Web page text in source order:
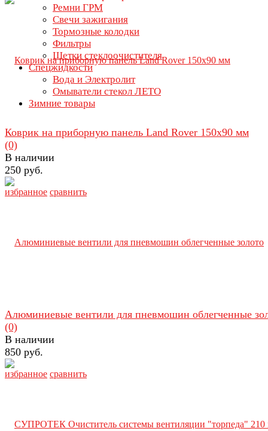
Ремни ГРМ
Свечи зажигания
Тормозные колодки
Фильтры
Щетки стеклоочистителя
Спецжидкости
Вода и Электролит
Омыватели стекол ЛЕТО
Зимние товары
избранное сравнить
Коврик на приборную панель Land Rover 150х90 мм
(0)
В наличии
250 руб.
избранное сравнить
Алюминиевые вентили для пневмошин облегченные
(0)
В наличии
850 руб.